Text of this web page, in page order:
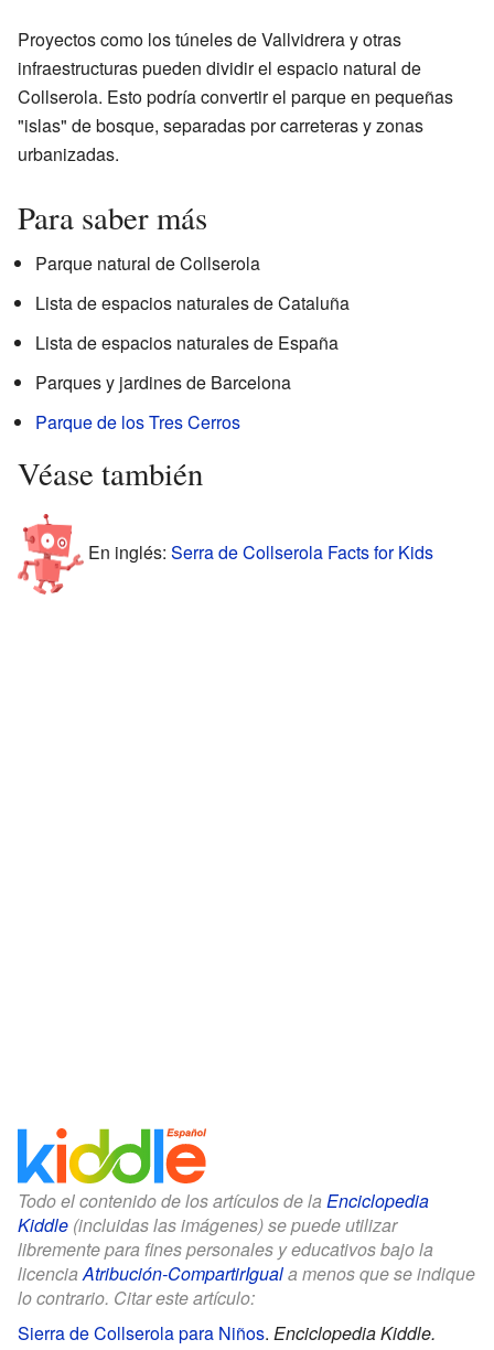
Proyectos como los túneles de Vallvidrera y otras
infraestructuras pueden dividir el espacio natural de
Collserola. Esto podría convertir el parque en pequeñas
"islas" de bosque, separadas por carreteras y zonas
urbanizadas.
Para saber más
Parque natural de Collserola
Lista de espacios naturales de Cataluña
Lista de espacios naturales de España
Parques y jardines de Barcelona
Parque de los Tres Cerros
Véase también
En inglés: Serra de Collserola Facts for Kids
Todo el contenido de los artículos de la Enciclopedia
Kiddle (incluidas las imágenes) se puede utilizar
libremente para fines personales y educativos bajo la
licenciaAtribución-CompartirIguala menos que se indique
lo contrario. Citar este artículo:
Sierra de Collserola para Niños. Enciclopedia Kiddle.